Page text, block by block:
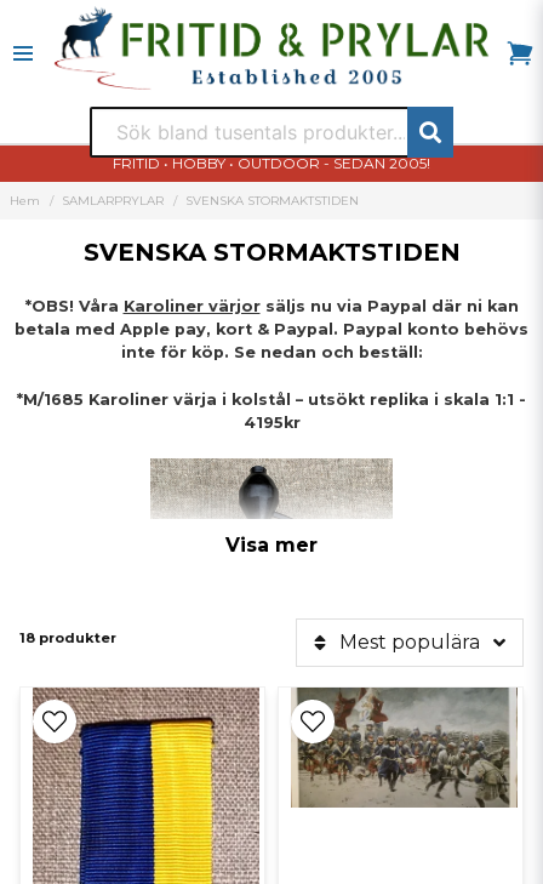
FRITID • HOBBY • OUTDOOR - SEDAN 2005!
Hem SAMLARPRYLAR SVENSKA STORMAKTSTIDEN
SVENSKA STORMAKTSTIDEN
*OBS! Våra Karoliner värjorsäljs nu via Paypal där ni kan
betala med Apple pay, kort & Paypal. Paypal konto behövs
inte för köp. Se nedan och beställ:
*M/1685 Karoliner värja i kolstål – utsökt replika i skala 1:1 -
4195kr
Tillhandahålls av
Visa mer
18 produkter Mest populära